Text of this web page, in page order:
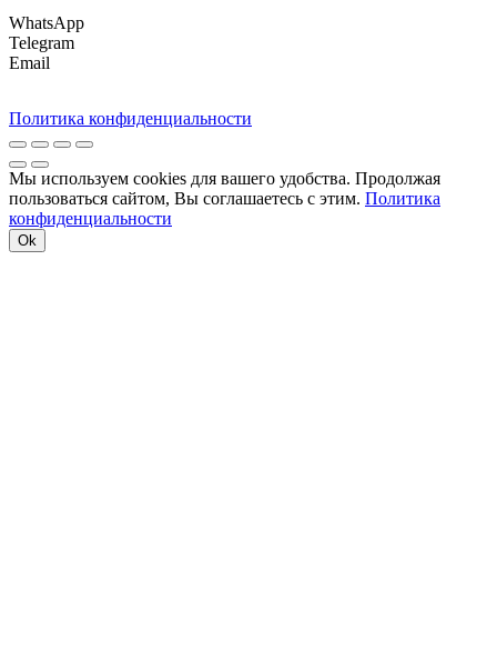
WhatsApp
Telegram
Email
Политика конфиденциальности
Мы используем cookies для вашего удобства. Продолжая
пользоваться сайтом, Вы соглашаетесь с этим. Политика
конфиденциальности
Ok